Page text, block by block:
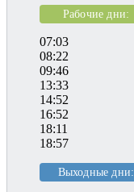
Рабочие дни:
07:03
08:22
09:46
13:33
14:52
16:52
18:11
18:57
Выходные дни: